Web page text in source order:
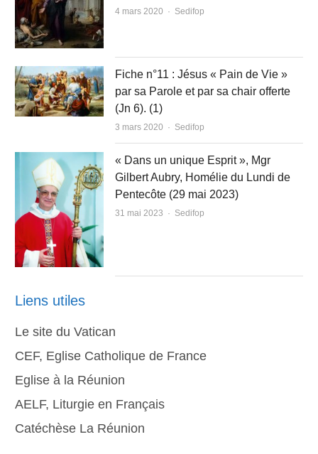
4 mars 2020 Author
Sedifop
Fiche n°11 : Jésus « Pain de Vie »
par sa Parole et par sa chair offerte
(Jn 6). (1)
3 mars 2020 Author
Sedifop
« Dans un unique Esprit », Mgr
Gilbert Aubry, Homélie du Lundi de
Pentecôte (29 mai 2023)
31 mai 2023 Author
Sedifop
Liens utiles
Le site du Vatican
CEF, Eglise Catholique de France
Eglise à la Réunion
AELF, Liturgie en Français
Catéchèse La Réunion